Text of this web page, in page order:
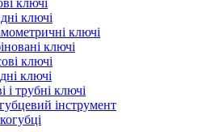
ключі
ключі
ключі
ключі
ключі
ключі
і трубні ключі
інструмент